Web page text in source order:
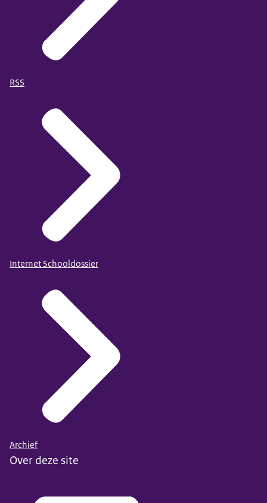
RSS
Internet Schooldossier
Archief
Over deze site